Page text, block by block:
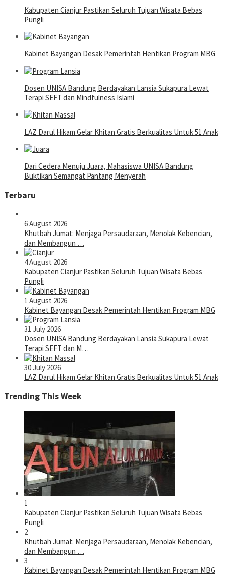
Kabupaten Cianjur Pastikan Seluruh Tujuan Wisata Bebas
Pungli
Kabinet Bayangan Desak Pemerintah Hentikan Program MBG
Dosen UNISA Bandung Berdayakan Lansia Sukapura Lewat
Terapi SEFT dan Mindfulness Islami
LAZ Darul Hikam Gelar Khitan Gratis Berkualitas Untuk 51 Anak
Dari Cedera Menuju Juara, Mahasiswa UNISA Bandung
Buktikan Semangat Pantang Menyerah
Terbaru
6 August 2026
Khutbah Jumat: Menjaga Persaudaraan, Menolak Kebencian,
dan Membangun …
4 August 2026
Kabupaten Cianjur Pastikan Seluruh Tujuan Wisata Bebas
Pungli
1 August 2026
Kabinet Bayangan Desak Pemerintah Hentikan Program MBG
31 July 2026
Dosen UNISA Bandung Berdayakan Lansia Sukapura Lewat
Terapi SEFT dan M…
30 July 2026
LAZ Darul Hikam Gelar Khitan Gratis Berkualitas Untuk 51 Anak
Trending This Week
1
Kabupaten Cianjur Pastikan Seluruh Tujuan Wisata Bebas
Pungli
2
Khutbah Jumat: Menjaga Persaudaraan, Menolak Kebencian,
dan Membangun …
3
Kabinet Bayangan Desak Pemerintah Hentikan Program MBG